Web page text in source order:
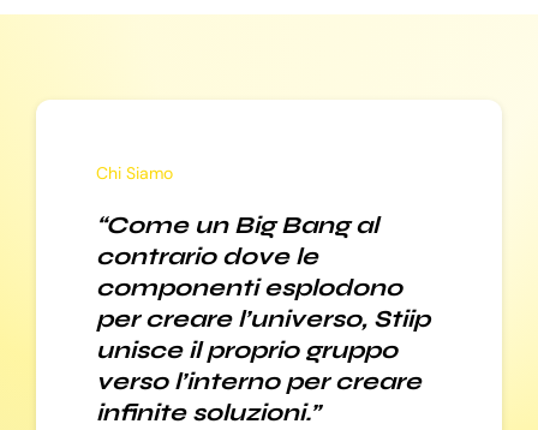
Chi Siamo
“Come un Big Bang al
contrario dove le
componenti esplodono
per creare l’universo, Stiip
unisce il proprio gruppo
verso l’interno per creare
infinite soluzioni.”